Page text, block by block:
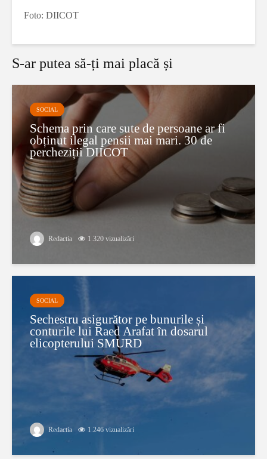
Foto: DIICOT
S-ar putea să-ți mai placă și
SOCIAL
Schema prin care sute de persoane ar fi
obținut ilegal pensii mai mari. 30 de
percheziții DIICOT
Redactia 1.320 vizualizări
SOCIAL
Sechestru asigurător pe bunurile și
conturile lui Raed Arafat în dosarul
elicopterului SMURD
Redactia 1.246 vizualizări